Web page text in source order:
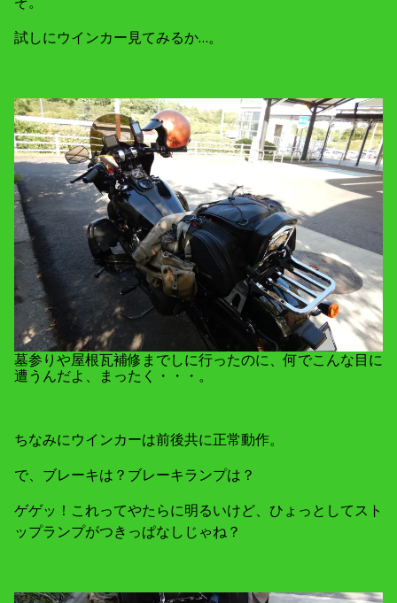
試しにウインカー見てみるか…。
墓参りや屋根瓦補修までしに行ったのに、何でこんな目に
遭うんだよ、まったく・・・。
ちなみにウインカーは前後共に正常動作。
で、ブレーキは？ブレーキランプは？
ゲゲッ！これってやたらに明るいけど、ひょっとしてスト
ップランプがつきっぱなしじゃね？